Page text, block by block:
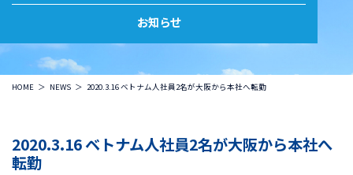
お知らせ
HOME NEWS 2020.3.16 ベトナム人社員2名が大阪から本社へ転勤
2020.3.16 ベトナム人社員2名が大阪から本社へ
転勤